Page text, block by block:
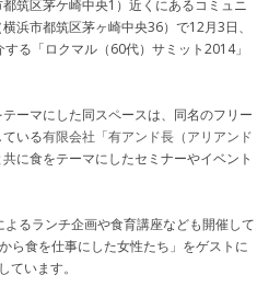
筑区茅ケ崎中央1）近くにあるコミュニ
浜市都筑区茅ヶ崎中央36）で12月3日、
る「ロクマル（60代）サミット2014」
ーマにした同スペースは、同名のフリー
いる有限会社「有アンド長（アリアンド
に食をテーマにしたセミナーやイベント
るランチ企画や食育講座なども開催して
ら食を仕事にした女性たち」をゲストに
ています。